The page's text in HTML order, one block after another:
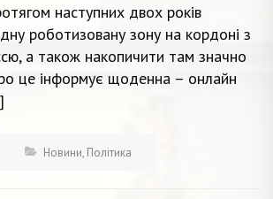
наступних двох років
роботизовану зону на кордоні з
а також накопичити там значно
це інформує щоденна – онлайн
Новини, Політика